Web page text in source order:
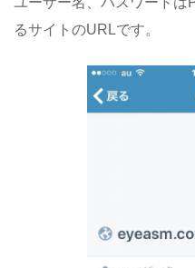
るサイトのURLです。